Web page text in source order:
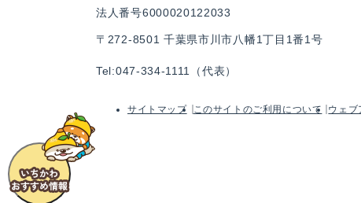
法人番号6000020122033
〒272-8501 千葉県市川市八幡1丁目1番1号
Tel:047-334-1111（代表）
サイトマップ このサイトのご利用について ウェブ